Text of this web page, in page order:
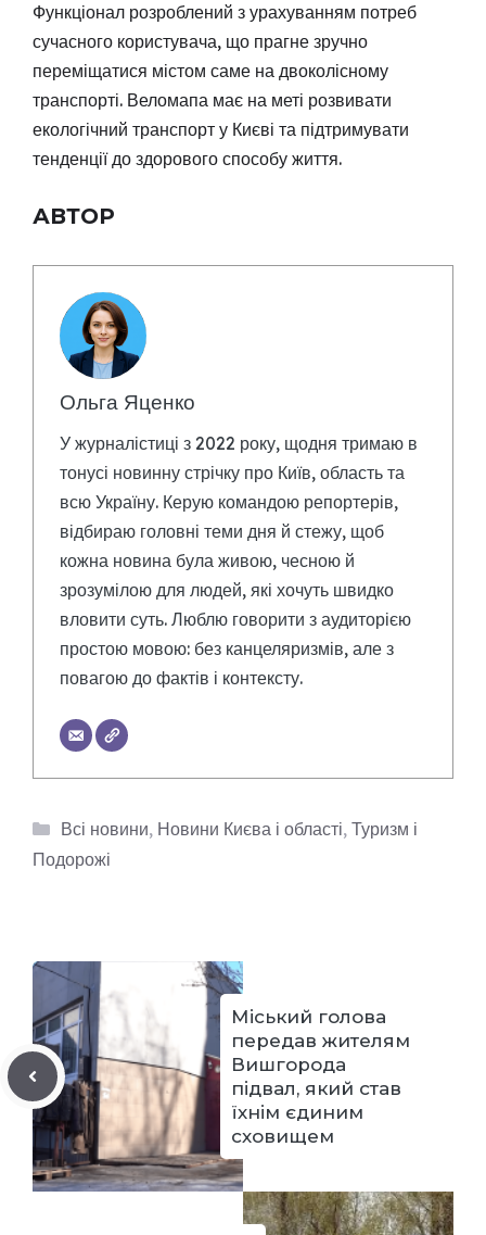
Функціонал розроблений з урахуванням потреб
сучасного користувача, що прагне зручно
переміщатися містом саме на двоколісному
транспорті. Веломапа має на меті розвивати
екологічний транспорт у Києві та підтримувати
тенденції до здорового способу життя.
АВТОР
Ольга Яценко
У журналістиці з 2022 року, щодня тримаю в
тонусі новинну стрічку про Київ, область та
всю Україну. Керую командою репортерів,
відбираю головні теми дня й стежу, щоб
кожна новина була живою, чесною й
зрозумілою для людей, які хочуть швидко
вловити суть. Люблю говорити з аудиторією
простою мовою: без канцеляризмів, але з
повагою до фактів і контексту.
Категорії
Всі новини, Новини Києва і області, Туризм і
Подорожі
Міський голова
передав жителям
Вишгорода
підвал, який став
їхнім єдиним
сховищем